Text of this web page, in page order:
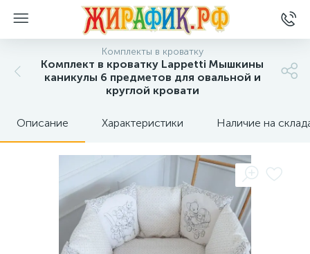
Комплекты в кроватку
Комплект в кроватку Lappetti Мышкины
каникулы 6 предметов для овальной и
круглой кровати
Описание Характеристики Наличие на